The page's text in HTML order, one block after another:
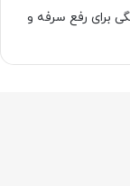
طبیعی و خانگی برای رفع سرفه و